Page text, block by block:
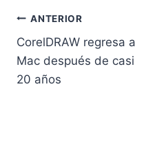
entrada:
Navegación
de
entradas
ANTERIOR
CorelDRAW regresa a
Mac después de casi
20 años